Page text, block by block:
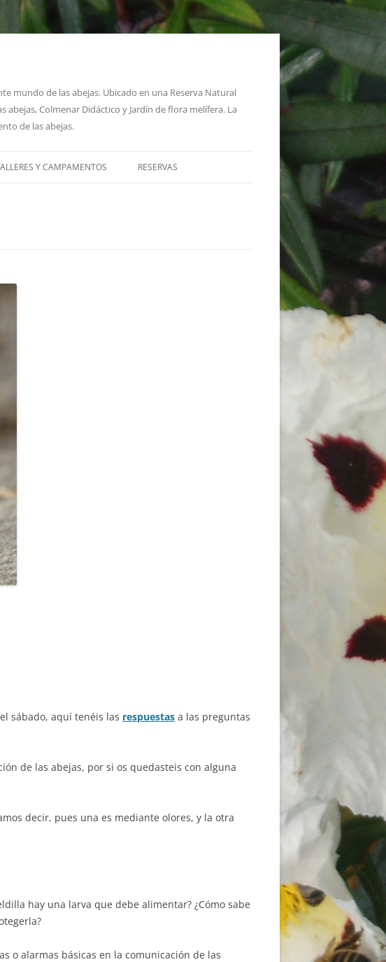
mundo de las abejas. Ubicado en una Reserva Natural
Colmenar Didáctico y Jardín de flora melífera. La
de las abejas.
Y CAMPAMENTOS RESERVAS
sábado, aquí tenéis las respuestas a las preguntas
de las abejas, por si os quedasteis con alguna
decir, pues una es mediante olores, y la otra
hay una larva que debe alimentar? ¿Cómo sabe
o alarmas básicas en la comunicación de las